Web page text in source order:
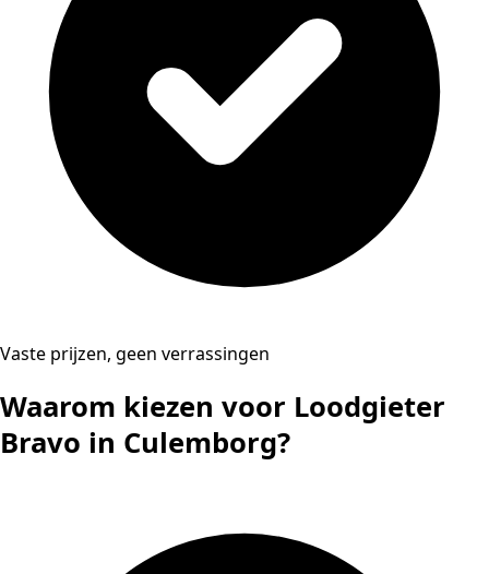
Vaste prijzen, geen verrassingen
Waarom kiezen voor Loodgieter
Bravo in Culemborg?